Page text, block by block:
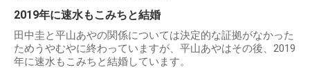
2019年に速水もこみちと結婚
田中圭と平山あやの関係については決定的な証拠がなかった
ためうやむやに終わっていますが、平山あやはその後、2019
年に速水もこみちと結婚しています。